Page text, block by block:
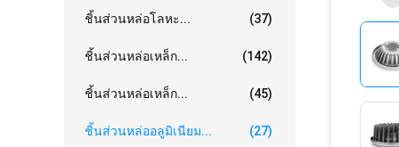
ชิ้นส่วนหล่อโลหะ... (37)
ชิ้นส่วนหล่อเหล็ก... (142)
ชิ้นส่วนหล่อเหล็ก... (45)
ชิ้นส่วนหล่ออลูมิเนียม... (27)